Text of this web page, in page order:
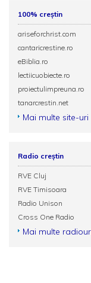
100% creștin
ariseforchrist.com
cantaricrestine.ro
eBiblia.ro
lectiicuobiecte.ro
proiectulimpreuna.ro
tanarcrestin.net
Mai multe site-uri
Radio creștin
RVE Cluj
RVE Timisoara
Radio Unison
Cross One Radio
Mai multe